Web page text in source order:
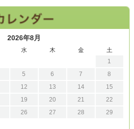
2026年8月
水 木 金
土
1
5 6 7
8
12 13 14
15
19 20 21
22
26 27 28
29